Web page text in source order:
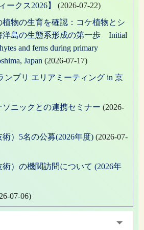
ークス2026】
(2026-07-22)
物の生育を確認：コケ植物とシ
洋島の生態系形成の第一歩 Initial
and ferns during primary
Japan (2026-07-17)
ンプリ エリアミーティング in 京
ニックとの連携セミナー (2026-
）5名の公募(2026年度) (2026-07-
）の機関訪問について (2026年
07-06)